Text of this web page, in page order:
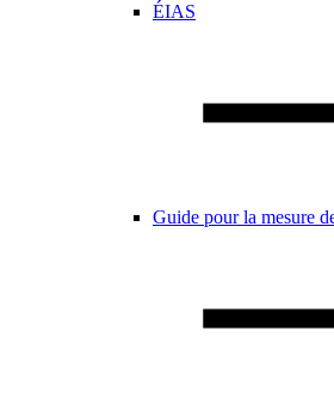
ÉIAS
Guide pour la mesure